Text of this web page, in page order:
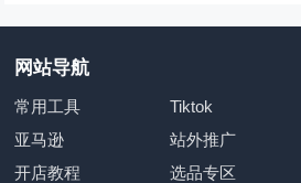
网站导航
常用工具 Tiktok
亚马逊
站外推广
开店教程
选品专区